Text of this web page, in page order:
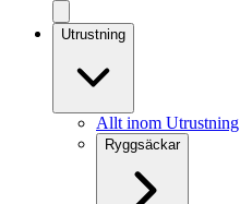
Utrustning
Allt inom Utrustning
Ryggsäckar